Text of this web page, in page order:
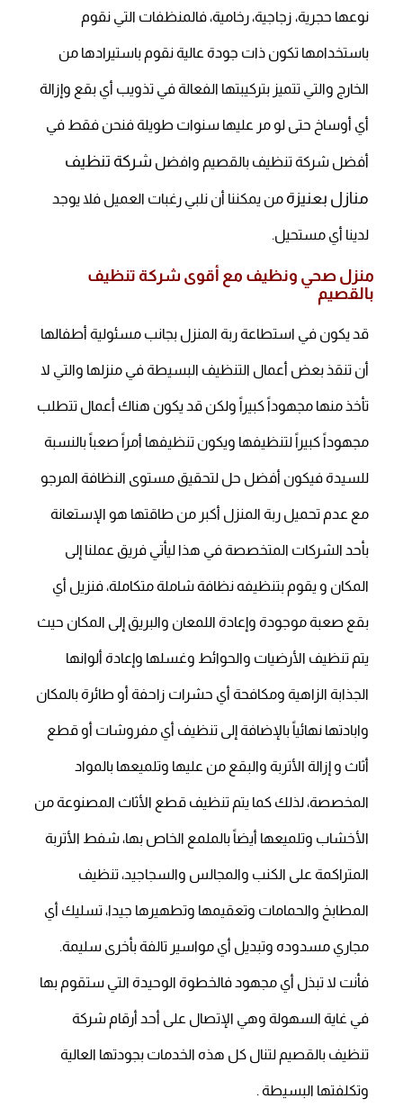
نوعها حجرية، زجاجية، رخامية، فالمنظفات التي نقوم
باستخدامها تكون ذات جودة عالية نقوم باستيرادها من
الخارج والتي تتميز بتركيبتها الفعالة في تذويب أي بقع وإزالة
أي أوساخ حتى لو مر عليها سنوات طويلة فنحن فقط في
أفضل شركة تنظيف بالقصيم وافضل شركة تنظيف
منازل بعنيزة من يمكننا أن نلبي رغبات العميل فلا يوجد
لدينا أي مستحيل.
منزل صحي ونظيف مع أقوى شركة تنظيف
بالقصيم
قد يكون في استطاعة ربة المنزل بجانب مسئولية أطفالها
أن تنقذ بعض أعمال التنظيف البسيطة في منزلها والتي لا
تأخذ منها مجهوداً كبيراً ولكن قد يكون هناك أعمال تتطلب
مجهوداً كبيراً لتنظيفها ويكون تنظيفها أمراً صعباً بالنسبة
للسيدة فيكون أفضل حل لتحقيق مستوى النظافة المرجو
مع عدم تحميل ربة المنزل أكبر من طاقتها هو الإستعانة
بأحد الشركات المتخصصة في هذا ليأتي فريق عملنا إلى
المكان و يقوم بتنظيفه نظافة شاملة متكاملة، فنزيل أي
بقع صعبة موجودة وإعادة اللمعان والبريق إلى المكان حيث
يتم تنظيف الأرضيات والحوائط وغسلها وإعادة ألوانها
الجذابة الزاهية ومكافحة أي حشرات زاحفة أو طائرة بالمكان
وابادتها نهائياً بالإضافة إلى تنظيف أي مفروشات أو قطع
أثاث و إزالة الأتربة والبقع من عليها وتلميعها بالمواد
المخصصة، لذلك كما يتم تنظيف قطع الأثاث المصنوعة من
الأخشاب وتلميعها أيضاً بالملمع الخاص بها، شفط الأتربة
المتراكمة على الكنب والمجالس والسجاجيد، تنظيف
المطابخ والحمامات وتعقيمها وتطهيرها جيدا، تسليك أي
مجاري مسدوده وتبديل أي مواسير تالفة بأخرى سليمة.
فأنت لا تبذل أي مجهود فالخطوة الوحيدة التي ستقوم بها
في غاية السهولة وهي الإتصال على أحد أرقام شركة
تنظيف بالقصيم لتنال كل هذه الخدمات بجودتها العالية
وتكلفتها البسيطة .